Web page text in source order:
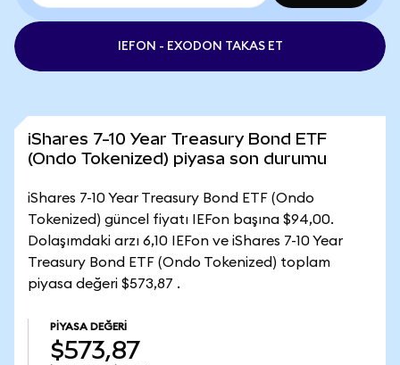
IEFON - EXODON TAKAS ET
iShares 7-10 Year Treasury Bond ETF
(Ondo Tokenized) piyasa son durumu
iShares 7-10 Year Treasury Bond ETF (Ondo
Tokenized) güncel fiyatı IEFon başına $94,00.
Dolaşımdaki arzı 6,10 IEFon ve iShares 7-10 Year
Treasury Bond ETF (Ondo Tokenized) toplam
piyasa değeri $573,87 .
PIYASA DEĞERI
$573,87